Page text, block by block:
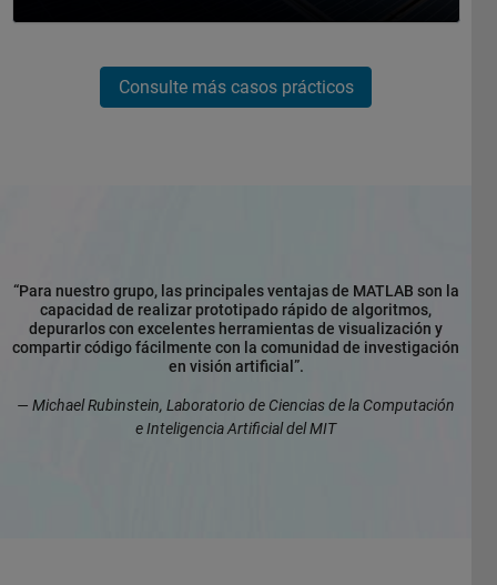
Consulte más casos prácticos
“Para nuestro grupo, las principales ventajas de MATLAB son la
capacidad de realizar prototipado rápido de algoritmos,
depurarlos con excelentes herramientas de visualización y
compartir código fácilmente con la comunidad de investigación
en visión artificial”.
— Michael Rubinstein, Laboratorio de Ciencias de la Computación
e Inteligencia Artificial del MIT